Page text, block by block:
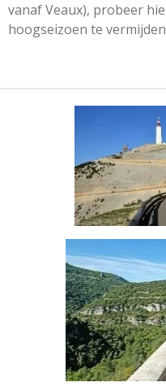
vanaf Veaux), probeer
hoogseizoen te